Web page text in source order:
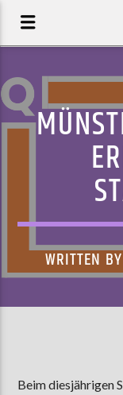
WRITTEN BY
Beim diesjährigen